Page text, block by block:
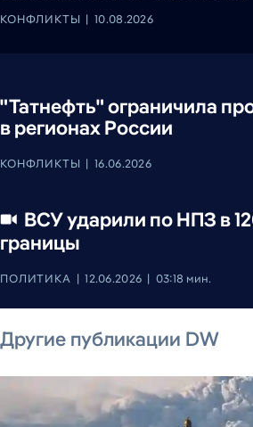
КОНФЛИКТЫ 10.08.2026
"Татнефть" ограничила
в регионах России
КОНФЛИКТЫ 16.06.2026
ВСУ ударили по НПЗ в
границы
ПОЛИТИКА 12.06.2026 03:18 мин.
Другие публикации DW
9 августа 2026 г.
9 августа 2026 г.
7 августа 2026 г.
7 августа 2026 г.
7 августа 2026 г.
7 августа 2026 г.